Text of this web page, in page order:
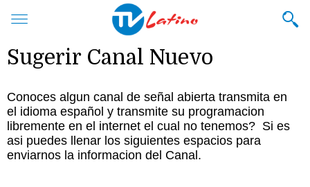
Sugerir Canal Nuevo
Conoces algun canal de señal abierta transmita en
el idioma español y transmite su programacion
libremente en el internet el cual no tenemos? Si es
asi puedes llenar los siguientes espacios para
enviarnos la informacion del Canal.